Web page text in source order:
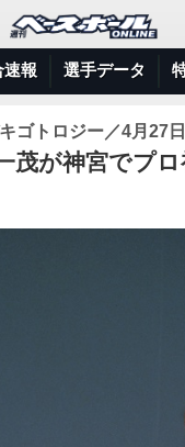
速報 選手データ
ゴトロジー／4月27日
茂が神宮でプ